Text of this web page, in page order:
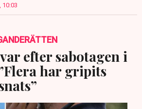
10:03
efter sabotagen i
har gripits